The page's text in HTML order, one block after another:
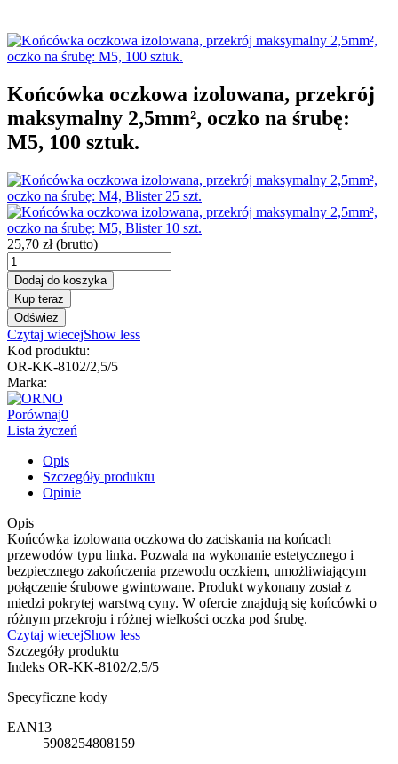
Końcówka oczkowa izolowana, przekrój
maksymalny 2,5mm², oczko na śrubę:
M5, 100 sztuk.
25,70 zł (brutto)
Dodaj do koszyka
Kup teraz
Czytaj wiecejShow less
Kod produktu:
OR-KK-8102/2,5/5
Marka:
Porównaj0
Lista życzeń
Opis
Szczegóły produktu
Opinie
Opis
Końcówka izolowana oczkowa do zaciskania na końcach
przewodów typu linka. Pozwala na wykonanie estetycznego i
bezpiecznego zakończenia przewodu oczkiem, umożliwiającym
połączenie śrubowe gwintowane. Produkt wykonany został z
miedzi pokrytej warstwą cyny. W ofercie znajdują się końcówki o
różnym przekroju i różnej wielkości oczka pod śrubę.
Czytaj wiecejShow less
Szczegóły produktu
Indeks OR-KK-8102/2,5/5
Specyficzne kody
EAN13
5908254808159